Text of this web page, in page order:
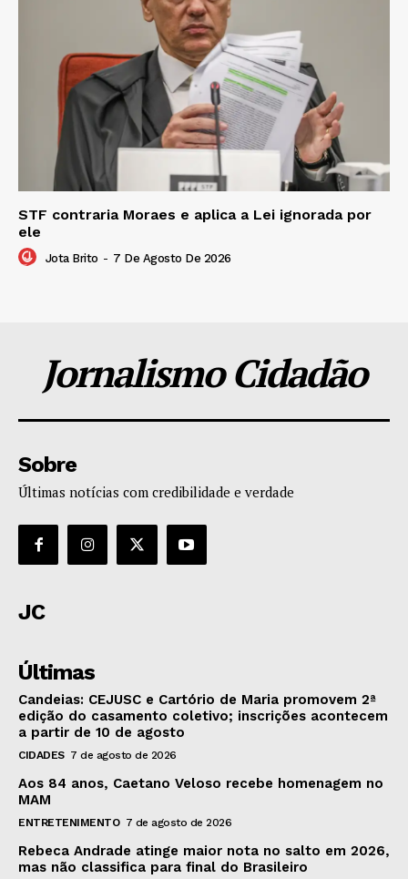
STF contraria Moraes e aplica a Lei ignorada por
ele
Jota Brito - 7 De Agosto De 2026
Jornalismo Cidadão
Sobre
Últimas notícias com credibilidade e verdade
JC
Últimas
Candeias: CEJUSC e Cartório de Maria promovem 2ª
edição do casamento coletivo; inscrições acontecem
a partir de 10 de agosto
CIDADES 7 de agosto de 2026
Aos 84 anos, Caetano Veloso recebe homenagem no
MAM
ENTRETENIMENTO 7 de agosto de 2026
Rebeca Andrade atinge maior nota no salto em 2026,
mas não classifica para final do Brasileiro